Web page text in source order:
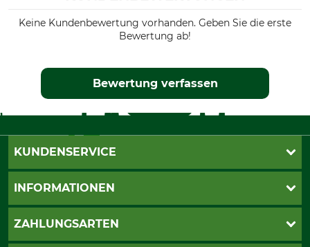
Keine Kundenbewertung vorhanden. Geben Sie die erste
Bewertung ab!
Bewertung verfassen
KUNDENSERVICE
Live-Shopping
INFORMATIONEN
AGB
ZAHLUNGSARTEN